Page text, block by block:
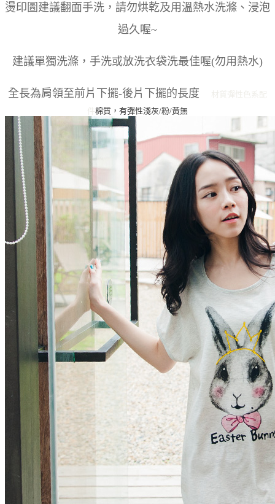
燙印圖建議翻面手洗，請勿烘乾及用溫熱水洗滌、浸泡
過久喔~
建議單獨洗滌，手洗或放洗衣袋洗最佳喔(勿用熱水)
全長為肩領至前片下擺-後片下擺的長度
棉質，有彈性淺灰/粉/黃無